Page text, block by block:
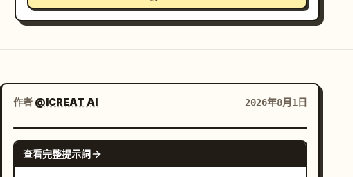
作者 @ICREAT AI 2026年8月1日
GPT IMAGE 2
查看完整提示詞